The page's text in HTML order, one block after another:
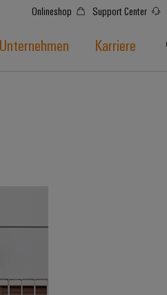
Onlineshop Support Center
Unternehmen Karriere